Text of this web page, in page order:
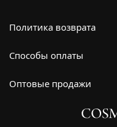
Политика возврата
Способы оплаты
Оптовые продажи